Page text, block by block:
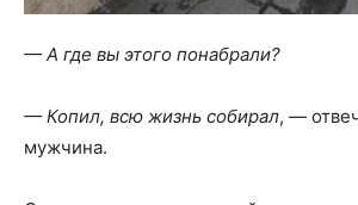
— А где вы этого понабрали?
— Копил, всю жизнь собирал, —
мужчина.